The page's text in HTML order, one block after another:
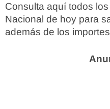
Consulta aquí todos
Nacional de hoy para
además de los